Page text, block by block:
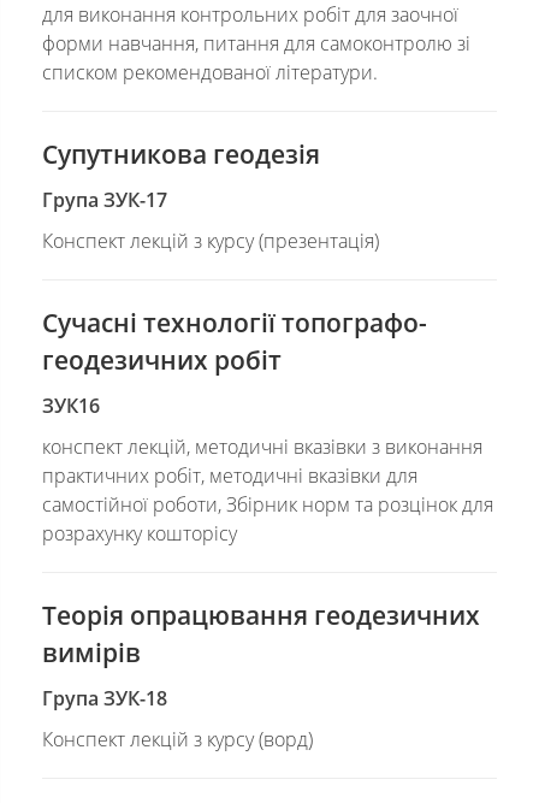
для виконання контрольних робіт для заочної
форми навчання, питання для самоконтролю зі
списком рекомендованої літератури.
Супутникова геодезія
Група ЗУК-17
Конспект лекцій з курсу (презентація)
Сучасні технології топографо-
геодезичних робіт
ЗУК16
конспект лекцій, методичні вказівки з виконання
практичних робіт, методичні вказівки для
самостійної роботи, Збірник норм та розцінок для
розрахунку кошторісу
Теорія опрацювання геодезичних
вимірів
Група ЗУК-18
Конспект лекцій з курсу (ворд)